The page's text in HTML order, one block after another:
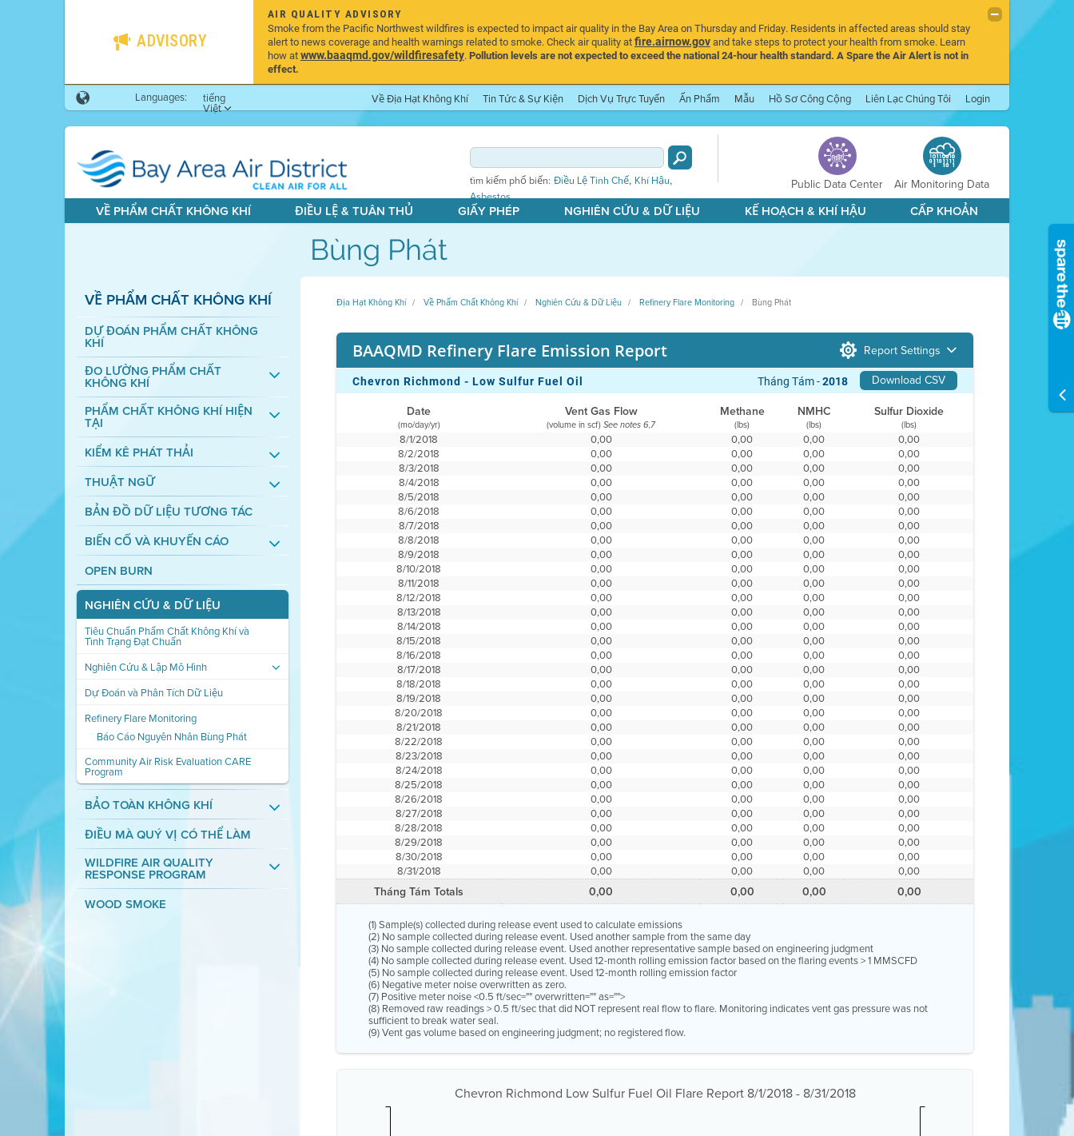
ADVISORY
AIR QUALITY ADVISORY
Smoke from the Pacific Northwest wildfires is expected to impact air quality in the Bay Area on Thursday and Friday. Residents in affected areas should stay
alert to news coverage and health warnings related to smoke. Check air quality atfire.airnow.govand take steps to protect your health from smoke. Learn
how atwww.baaqmd.gov/wildfiresafety.Pollution levels are not expected to exceed the national 24-hour health standard. A Spare the Air Alert is not in
effect.
Languages: tiếng
Việt
Về Địa Hạt Không Khí Tin Tức & Sự Kiện Dịch Vụ Trực Tuyến Ấn Phẩm Mẫu Hồ Sơ Công Cộng Liên Lạc Chúng Tôi Login
tìm kiếm phổ biến: Điều Lệ Tinh Chế, Khí Hậu,
Asbestos
Public Data Center Air Monitoring Data
VỀ PHẨM CHẤT KHÔNG KHÍ ĐIỀU LỆ & TUÂN THỦ GIẤY PHÉP NGHIÊN CỨU & DỮ LIỆU KẾ HOẠCH & KHÍ HẬU CẤP KHOẢN
Bùng Phát
VỀ PHẨM CHẤT KHÔNG KHÍ
DỰ ĐOÁN PHẨM CHẤT KHÔNG
KHÍ
ĐO LƯỜNG PHẨM CHẤT
KHÔNG KHÍ
PHẨM CHẤT KHÔNG KHÍ HIỆN
TẠI
KIỂM KÊ PHÁT THẢI
THUẬT NGỮ
BẢN ĐỒ DỮ LIỆU TƯƠNG TÁC
BIẾN CỐ VÀ KHUYẾN CÁO
OPEN BURN
NGHIÊN CỨU & DỮ LIỆU
Tiêu Chuẩn Phẩm Chất Không Khí và
Tình Trạng Đạt Chuẩn
Nghiên Cứu & Lập Mô Hình
Dự Đoán và Phân Tích Dữ Liệu
Refinery Flare Monitoring
Báo Cáo Nguyên Nhân Bùng Phát
Community Air Risk Evaluation CARE
Program
BẢO TOÀN KHÔNG KHÍ
ĐIỀU MÀ QUÝ VỊ CÓ THỂ LÀM
WILDFIRE AIR QUALITY
RESPONSE PROGRAM
WOOD SMOKE
Địa Hạt Không Khí Về Phẩm Chất Không Khí Nghiên Cứu & Dữ Liệu Refinery Flare Monitoring Bùng Phát
BAAQMD Refinery Flare Emission Report Report Settings
Chevron Richmond - Low Sulfur Fuel Oil Download CSV
Tháng Tám -2018
Date Vent Gas Flow Methane NMHC Sulfur Dioxide
(mo/day/yr) (volume in scf)See notes 6,7 (lbs) (lbs) (lbs)
8/1/2018 0,00 0,00 0,00
0,00
8/2/2018
0,00 0,00 0,00
0,00
8/3/2018
0,00 0,00 0,00
0,00
8/4/2018
0,00 0,00 0,00
0,00
8/5/2018
0,00 0,00 0,00
0,00
8/6/2018
0,00 0,00 0,00
0,00
8/7/2018
0,00 0,00 0,00
0,00
8/8/2018
0,00 0,00 0,00
0,00
8/9/2018
0,00 0,00 0,00
0,00
8/10/2018
0,00 0,00 0,00
0,00
8/11/2018
0,00 0,00 0,00
0,00
8/12/2018
0,00 0,00 0,00
0,00
8/13/2018
0,00 0,00 0,00
0,00
8/14/2018
0,00 0,00 0,00
0,00
8/15/2018
0,00 0,00 0,00
0,00
8/16/2018
0,00 0,00 0,00
0,00
8/17/2018
0,00 0,00 0,00
0,00
8/18/2018
0,00 0,00 0,00
0,00
8/19/2018
0,00 0,00 0,00
0,00
8/20/2018
0,00 0,00 0,00
0,00
8/21/2018
0,00 0,00 0,00
0,00
8/22/2018
0,00 0,00 0,00
0,00
8/23/2018
0,00 0,00 0,00
0,00
8/24/2018
0,00 0,00 0,00
0,00
8/25/2018
0,00 0,00 0,00
0,00
8/26/2018
0,00 0,00 0,00
0,00
8/27/2018
0,00 0,00 0,00
0,00
8/28/2018
0,00 0,00 0,00
0,00
8/29/2018
0,00 0,00 0,00
0,00
8/30/2018
0,00 0,00 0,00
0,00
8/31/2018
0,00 0,00 0,00 0,00
Tháng Tám Totals 0,00 0,00 0,00 0,00
(1) Sample(s) collected during release event used to calculate emissions
(2) No sample collected during release event. Used another sample from the same day
(3) No sample collected during release event. Used another representative sample based on engineering judgment
(4) No sample collected during release event. Used 12-month rolling emission factor based on the flaring events > 1 MMSCFD
(5) No sample collected during release event. Used 12-month rolling emission factor
(6) Negative meter noise overwritten as zero.
(7) Positive meter noise <0.5 ft/sec="" overwritten="" as="">
(8) Removed raw readings > 0.5 ft/sec that did NOT represent real flow to flare. Monitoring indicates vent gas pressure was not
sufficient to break water seal.
(9) Vent gas volume based on engineering judgment; no registered flow.
Chevron Richmond Low Sulfur Fuel Oil Flare Report 8/1/2018 - 8/31/2018